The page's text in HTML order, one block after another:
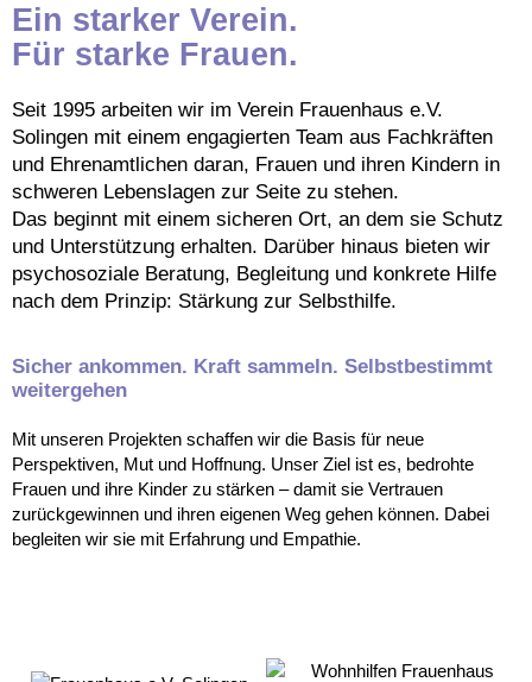
Ein starker Verein.
Für starke Frauen.
Seit 1995 arbeiten wir im Verein Frauenhaus e.V.
Solingen mit einem engagierten Team aus Fachkräften
und Ehrenamtlichen daran, Frauen und ihren Kindern in
schweren Lebenslagen zur Seite zu stehen.
Das beginnt mit einem sicheren Ort, an dem sie Schutz
und Unterstützung erhalten. Darüber hinaus bieten wir
psychosoziale Beratung, Begleitung und konkrete Hilfe
nach dem Prinzip: Stärkung zur Selbsthilfe.
Sicher ankommen. Kraft sammeln. Selbstbestimmt
weitergehen
Mit unseren Projekten schaffen wir die Basis für neue
Perspektiven, Mut und Hoffnung. Unser Ziel ist es, bedrohte
Frauen und ihre Kinder zu stärken – damit sie Vertrauen
zurückgewinnen und ihren eigenen Weg gehen können. Dabei
begleiten wir sie mit Erfahrung und Empathie.